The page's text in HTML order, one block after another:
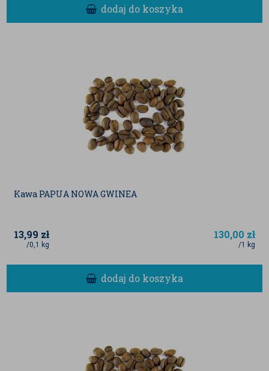
dodaj do koszyka
Kawa PAPUA NOWA GWINEA
13,99 zł
/0,1 kg
130,00 zł
/1 kg
dodaj do koszyka